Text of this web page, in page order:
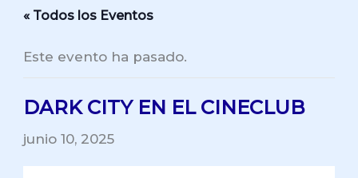
« Todos los Eventos
Este evento ha pasado.
DARK CITY EN EL CINECLUB
junio 10, 2025